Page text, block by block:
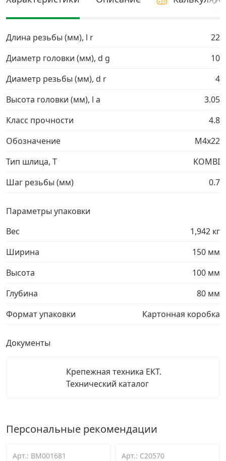
Грузовой крепеж
Кронштейны и крюки хозяйственные
Электро и бензоинструмент, оборудование
Нержавеющий крепеж
Длина резьбы (мм), l r
22
Диаметр головки (мм), d g
10
Диаметр резьбы (мм), d r
4
Высота головки (мм), l a
3.05
Класс прочности
4.8
Обозначение
М4х22
Тип шлица, T
KOMBI
Шаг резьбы (мм)
0.7
Параметры упаковки
Вес
1,942 кг
Ширина
150 мм
Высота
100 мм
Глубина
80 мм
Формат упаковки
Картонная коробка
Документы
Крепежная техника ЕКТ.
Технический каталог
Персональные рекомендации
Арт.: BM001681 Арт.: C20570